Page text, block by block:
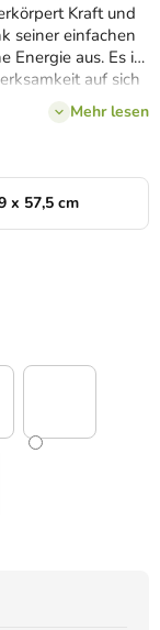
Kraft und
seiner einfachen
Energie aus. Es ist
auf sich
dynamischen
Mehr lesen
x 57,5 cm